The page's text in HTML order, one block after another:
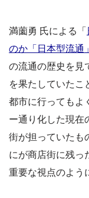
満薗勇 氏による「
のか「日本型流通
の流通の歴史を見
を果たしていたこ
都市に行ってもよ
ー通り化した現在
街が担っていたも
にが商店街に残っ
重要な視点のよう